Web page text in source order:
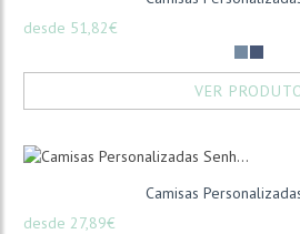
desde 51,82€
VER
Camisas
desde 27,89€